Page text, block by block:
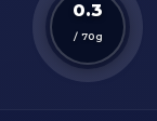
0.3
/ 70g